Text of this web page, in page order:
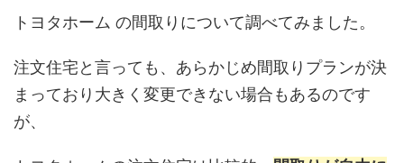
トヨタホーム の間取りについて調べてみました。
注文住宅と言っても、あらかじめ間取りプランが決
まっており大きく変更できない場合もあるのです
が、